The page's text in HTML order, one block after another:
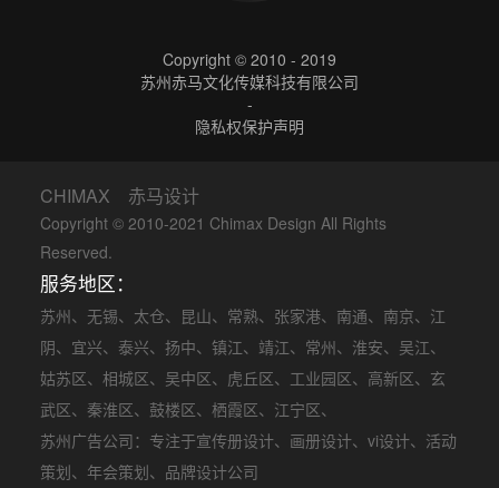
Copyright © 2010 - 2019
苏州赤马文化传媒科技有限公司
-
隐私权保护声明
CHIMAX 赤马设计
Copyright © 2010-2021 Chimax Design All Rights
Reserved.
服务地区：
苏州、 无锡、 太仓、 昆山、 常熟、 张家港、 南通、 南京、 江
阴、 宜兴、 泰兴、 扬中、 镇江、 靖江、 常州、 淮安、 吴江、
姑苏区、 相城区、 吴中区、 虎丘区、 工业园区、 高新区、 玄
武区、 秦淮区、 鼓楼区、 栖霞区、 江宁区、
苏州广告公司：专注于宣传册设计、 画册设计、 vi设计、 活动
策划、 年会策划、品牌设计公司